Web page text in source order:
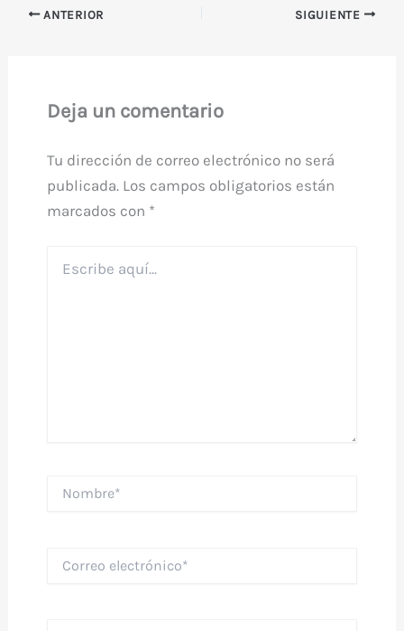
ANTERIOR SIGUIENTE
Deja un comentario
Tu dirección de correo electrónico no será
publicada. Los campos obligatorios están
marcados con *
aquí...
electrónico*